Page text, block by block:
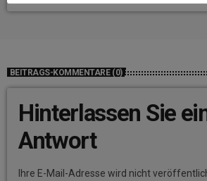
BEITRAGS-KOMMENTARE (0)
Hinterlassen Sie
Antwort
Ihre E-Mail-Adresse wird nicht